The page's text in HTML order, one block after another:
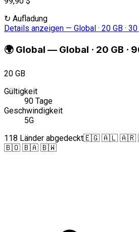
↻ Aufladung
Details anzeigen — Global · 20 GB ·
🌍 Global — Global · 20 GB ·
20 GB
Gültigkeit
90 Tage
Geschwindigkeit
5G
118 Länder abgedeckt🇪🇬 🇦🇱 🇦🇷
🇧🇴 🇧🇦 🇧🇼